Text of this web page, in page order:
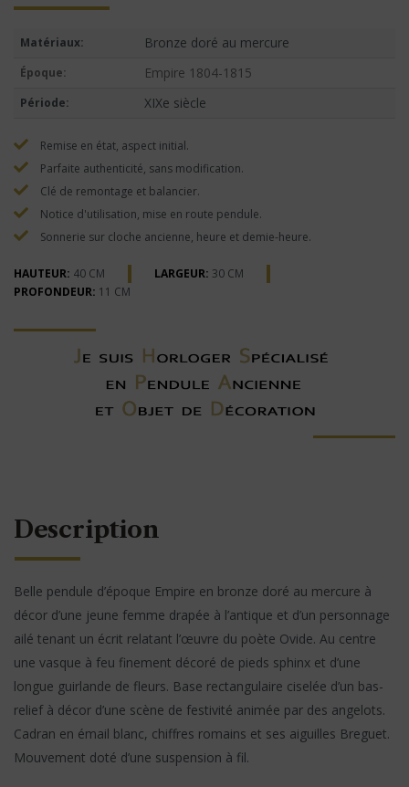
Matériaux: Bronze doré au mercure
Époque: Empire 1804-1815
Période: XIXe siècle
Remise en état, aspect initial.
Parfaite authenticité, sans modification.
Clé de remontage et balancier.
Notice d'utilisation, mise en route pendule.
Sonnerie sur cloche ancienne, heure et demie-heure.
HAUTEUR: 40 CM LARGEUR: 30 CM
PROFONDEUR: 11 CM
Description
Belle pendule d’époque Empire en bronze doré au mercure à
décor d’une jeune femme drapée à l’antique et d’un personnage
ailé tenant un écrit relatant l’œuvre du poète Ovide. Au centre
une vasque à feu finement décoré de pieds sphinx et d’une
longue guirlande de fleurs. Base rectangulaire ciselée d’un bas-
relief à décor d’une scène de festivité animée par des angelots.
Cadran en émail blanc, chiffres romains et ses aiguilles Breguet.
Mouvement doté d’une suspension à fil.